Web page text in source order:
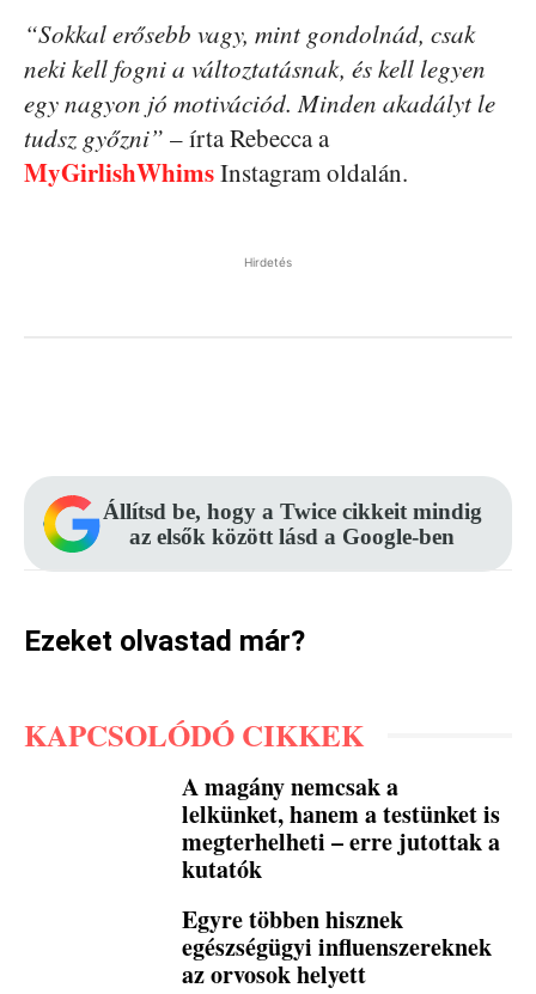
“Sokkal erősebb vagy, mint gondolnád, csak
neki kell fogni a változtatásnak, és kell legyen
egy nagyon jó motivációd. Minden akadályt le
tudsz győzni” – írta Rebecca a
MyGirlishWhimsInstagram oldalán.
Hirdetés
Állítsd be, hogy a Twice cikkeit mindig
az elsők között lásd a Google-ben
Ezeket olvastad már?
KAPCSOLÓDÓ CIKKEK
A magány nemcsak a
lelkünket, hanem a testünket is
megterhelheti – erre jutottak a
kutatók
Egyre többen hisznek
egészségügyi influenszereknek
az orvosok helyett